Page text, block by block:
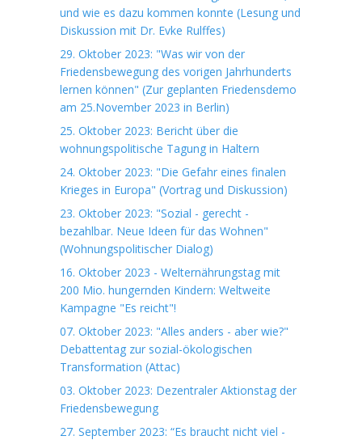
und wie es dazu kommen konnte (Lesung und
Diskussion mit Dr. Evke Rulffes)
29. Oktober 2023: "Was wir von der
Friedensbewegung des vorigen Jahrhunderts
lernen können" (Zur geplanten Friedensdemo
am 25.November 2023 in Berlin)
25. Oktober 2023: Bericht über die
wohnungspolitische Tagung in Haltern
24. Oktober 2023: "Die Gefahr eines finalen
Krieges in Europa" (Vortrag und Diskussion)
23. Oktober 2023: "Sozial - gerecht -
bezahlbar. Neue Ideen für das Wohnen"
(Wohnungspolitischer Dialog)
16. Oktober 2023 - Welternährungstag mit
200 Mio. hungernden Kindern: Weltweite
Kampagne "Es reicht"!
07. Oktober 2023: "Alles anders - aber wie?"
Debattentag zur sozial-ökologischen
Transformation (Attac)
03. Oktober 2023: Dezentraler Aktionstag der
Friedensbewegung
27. September 2023: “Es braucht nicht viel -